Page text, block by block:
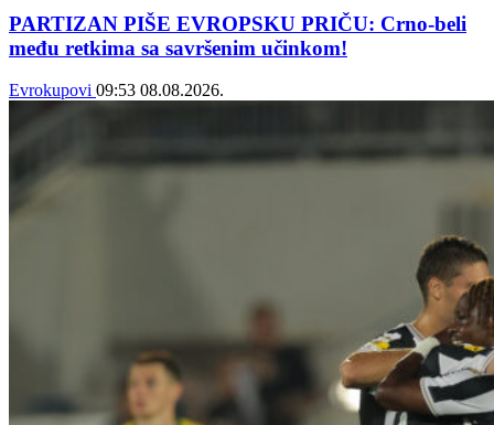
PARTIZAN PIŠE EVROPSKU PRIČU: Crno-beli
među retkima sa savršenim učinkom!
Evrokupovi 09:53 08.08.2026.